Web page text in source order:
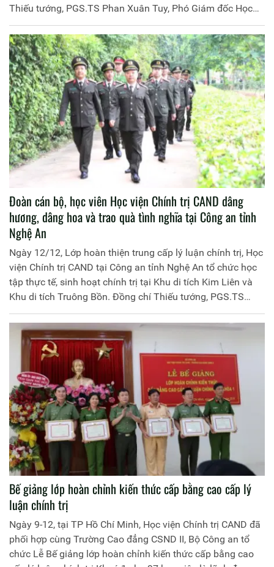
Thiếu tướng, PGS.TS Phan Xuân Tuy, Phó Giám đốc Học
viện Chính trị Công an nhân dân chủ trì buổi lễ.
Đoàn cán bộ, học viên Học viện Chính trị CAND dâng
hương, dâng hoa và trao quà tình nghĩa tại Công an tỉnh
Nghệ An
Ngày 12/12, Lớp hoàn thiện trung cấp lý luận chính trị, Học
viện Chính trị CAND tại Công an tỉnh Nghệ An tổ chức học
tập thực tế, sinh hoạt chính trị tại Khu di tích Kim Liên và
Khu di tích Truông Bồn. Đồng chí Thiếu tướng, PGS.TS
Phan Xuân Tuy, Phó Giám đốc Học viện Chính trị CAND
làm trưởng đoàn.
Bế giảng lớp hoàn chỉnh kiến thức cấp bằng cao cấp lý
luận chính trị
Ngày 9-12, tại TP Hồ Chí Minh, Học viện Chính trị CAND đã
phối hợp cùng Trường Cao đẳng CSND II, Bộ Công an tổ
chức Lễ Bế giảng lớp hoàn chỉnh kiến thức cấp bằng cao